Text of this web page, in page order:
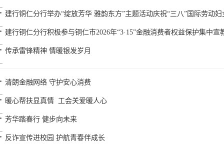
建行铜仁分行举办“绽放芳华 雅韵东方”主题活动庆祝“三八”国际劳动妇
建行铜仁分行积极参与铜仁市2026年“3·15”金融消费者权益保护集中宣
传承雷锋精神 情暖银发岁月
清朗金融网络 守护安心消费
暖心帮扶显真情 工会关爱暖人心
芳华踏春行 健步向未来
反诈宣传进校园 护航青春伴成长